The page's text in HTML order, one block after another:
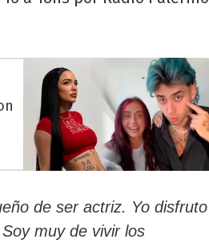
de ser actriz. Yo disfruto
muy de vivir los